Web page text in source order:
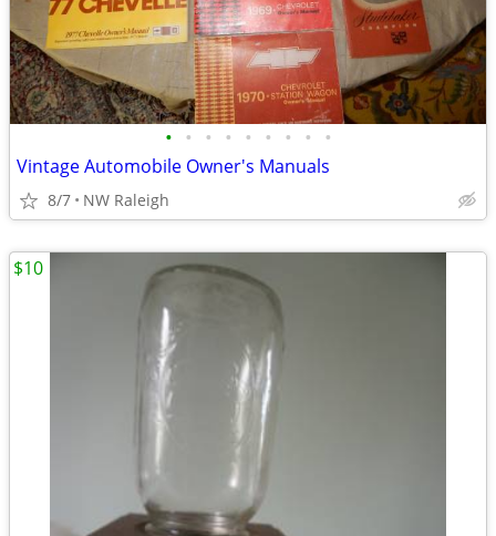
• • • • • • • • •
Vintage Automobile Owner's Manuals
8/7 NW Raleigh
$10